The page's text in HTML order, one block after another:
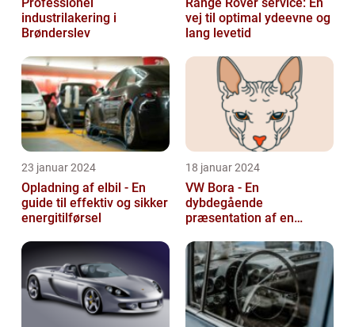
industrilakering i
Brønderslev
vej til optimal ydeevne og
lang levetid
23 januar 2024
Opladning af elbil - En
guide til effektiv og sikker
energitilførsel
18 januar 2024
VW Bora - En
dybdegående
præsentation af en